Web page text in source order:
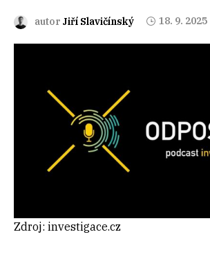
autor Jiří Slavičínský 18. 9. 2025
Zdroj: investigace.cz